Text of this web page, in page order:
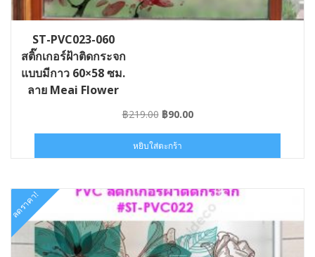
ST-PVC023-060
สติ๊กเกอร์ฝ้าติดกระจก
แบบมีกาว 60×58 ซม.
ลาย Meai Flower
฿219.00 Original
was:
฿219.00.
฿90.00Current
฿90.00.
หยิบใส่ตะกร้า
ลดราคา!